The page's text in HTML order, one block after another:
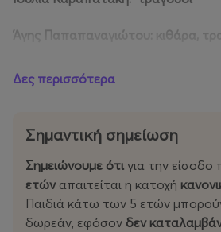
Άγης Παπαπαναγιώτου: κιθάρα,
Κωνσταντίνος Μιχαλάκης:
Θοδωρής Στούγιος: μπουζούκι
Μιχάλης Δάρμας: κοντραμπάσο
Παραγωγή -Management:Novel
Δες περισσότερα
Σημαντική σημείωση
Σημειώνουμε ότι για την είσοδο
ετώναπαιτείται η κατοχή
Παιδιά κάτω των 5 ετών
δωρεάν, εφόσον δεν